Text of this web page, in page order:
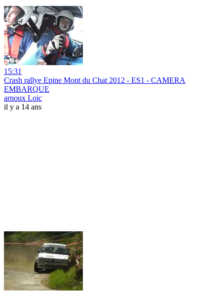
15:31
Crash rallye Epine Mont du Chat 2012 - ES1 - CAMERA
EMBARQUE
arnoux Loic
il y a 14 ans